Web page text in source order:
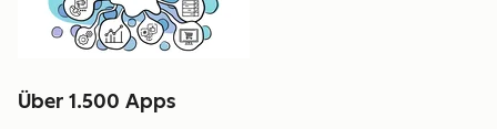
Über 1.500 Apps